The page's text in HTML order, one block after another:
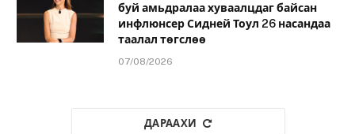
буй амьдралаа хуваалцдаг байсан
инфлюнсер Сидней Тоул 26 насандаа
таалал төгслөө
07/08/2026
ДАРААХИ